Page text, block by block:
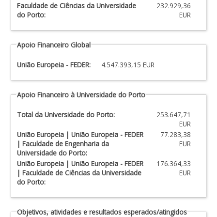
Faculdade de Ciências da Universidade
do Porto:
232.929,36
EUR
Apoio Financeiro Global
União Europeia - FEDER: 4.547.393,15 EUR
Apoio Financeiro à Universidade do Porto
Total da Universidade do Porto:
253.647,71
EUR
União Europeia | União Europeia - FEDER
| Faculdade de Engenharia da
Universidade do Porto:
77.283,38
EUR
União Europeia | União Europeia - FEDER
| Faculdade de Ciências da Universidade
do Porto:
176.364,33
EUR
Objetivos, atividades e resultados esperados/atingidos